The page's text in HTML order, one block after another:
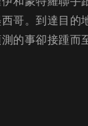
哥。到達目的
的事卻接踵而